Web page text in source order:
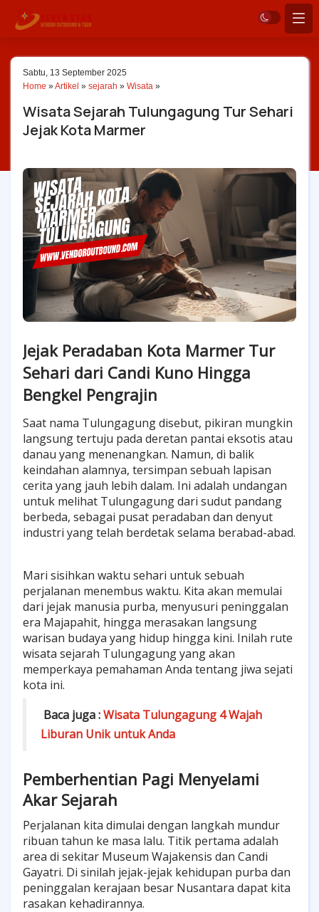
Sabtu, 13 September 2025
Home »Artikel » sejarah » Wisata »
Wisata Sejarah Tulungagung Tur Sehari
Jejak Kota Marmer
Jejak Peradaban Kota Marmer Tur
Sehari dari Candi Kuno Hingga
Bengkel Pengrajin
Saat nama Tulungagung disebut, pikiran mungkin
langsung tertuju pada deretan pantai eksotis atau
danau yang menenangkan. Namun, di balik
keindahan alamnya, tersimpan sebuah lapisan
cerita yang jauh lebih dalam. Ini adalah undangan
untuk melihat Tulungagung dari sudut pandang
berbeda, sebagai pusat peradaban dan denyut
industri yang telah berdetak selama berabad-abad.
Mari sisihkan waktu sehari untuk sebuah
perjalanan menembus waktu. Kita akan memulai
dari jejak manusia purba, menyusuri peninggalan
era Majapahit, hingga merasakan langsung
warisan budaya yang hidup hingga kini. Inilah rute
wisata sejarah Tulungagung yang akan
memperkaya pemahaman Anda tentang jiwa sejati
kota ini.
Baca juga :Wisata Tulungagung 4 Wajah
Liburan Unik untuk Anda
Pemberhentian Pagi Menyelami
Akar Sejarah
Perjalanan kita dimulai dengan langkah mundur
ribuan tahun ke masa lalu. Titik pertama adalah
area di sekitar Museum Wajakensis dan Candi
Gayatri. Di sinilah jejak-jejak kehidupan purba dan
peninggalan kerajaan besar Nusantara dapat kita
rasakan kehadirannya.